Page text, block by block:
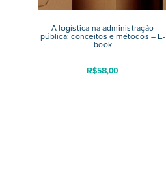
A logística na administração
pública: conceitos e métodos – E-
book
R$58,00